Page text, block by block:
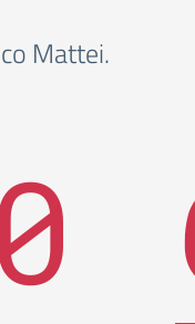
Mattei.